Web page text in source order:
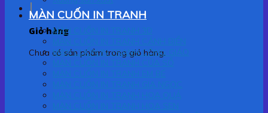
Giỏ hàng
Chưa có sản phẩm trong giỏ hàng.
MÀN CUỐN IN TRANH
MÀN CUỐN IN TRANH 3D
MÀN CUỐN IN TRANH CÔNG GIÁO